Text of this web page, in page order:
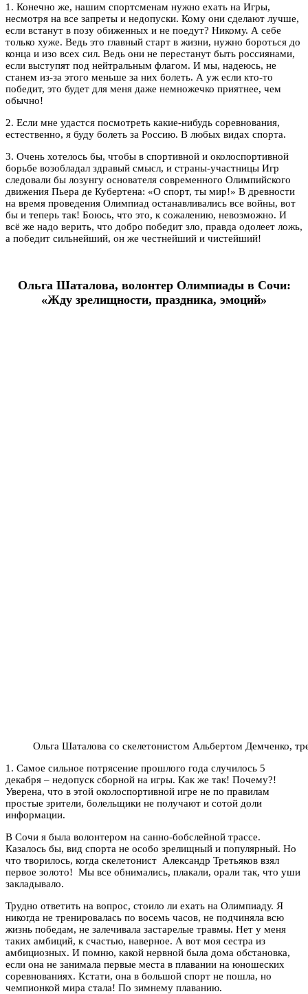
1. Конечно же, нашим спортсменам нужно ехать на Игры,
несмотря на все запреты и недопуски. Кому они сделают лучше,
если встанут в позу обиженных и не поедут? Никому. А себе
только хуже. Ведь это главный старт в жизни, нужно бороться до
конца и изо всех сил. Ведь они не перестанут быть россиянами,
если выступят под нейтральным флагом. И мы, надеюсь, не
станем из-за этого меньше за них болеть. А уж если кто-то
победит, это будет для меня даже немножечко приятнее, чем
обычно!
2. Если мне удастся посмотреть какие-нибудь соревнования,
естественно, я буду болеть за Россию. В любых видах спорта.
3. Очень хотелось бы, чтобы в спортивной и околоспортивной
борьбе возобладал здравый смысл, и страны-участницы Игр
следовали бы лозунгу основателя современного Олимпийского
движения Пьера де Кубертена: «О спорт, ты мир!» В древности
на время проведения Олимпиад останавливались все войны, вот
бы и теперь так! Боюсь, что это, к сожалению, невозможно. И
всё же надо верить, что добро победит зло, правда одолеет ложь,
а победит сильнейший, он же честнейший и чистейший!
Ольга Шаталова, волонтер Олимпиады в Сочи:
«Жду зрелищности, праздника, эмоций»
Ольга Шаталова со скелетонистом Альбертом Демченко,
1. Самое сильное потрясение прошлого года случилось 5
декабря – недопуск сборной на игры. Как же так! Почему?!
Уверена, что в этой околоспортивной игре не по правилам
простые зрители, болельщики не получают и сотой доли
информации.
В Сочи я была волонтером на санно-бобслейной трассе.
Казалось бы, вид спорта не особо зрелищный и популярный. Но
что творилось, когда скелетонист Александр Третьяков взял
первое золото! Мы все обнимались, плакали, орали так, что уши
закладывало.
Трудно ответить на вопрос, стоило ли ехать на Олимпиаду. Я
никогда не тренировалась по восемь часов, не подчиняла всю
жизнь победам, не залечивала застарелые травмы. Нет у меня
таких амбиций, к счастью, наверное. А вот моя сестра из
амбициозных. И помню, какой нервной была дома обстановка,
если она не занимала первые места в плавании на юношеских
соревнованиях. Кстати, она в большой спорт не пошла, но
чемпионкой мира стала! По зимнему плаванию.